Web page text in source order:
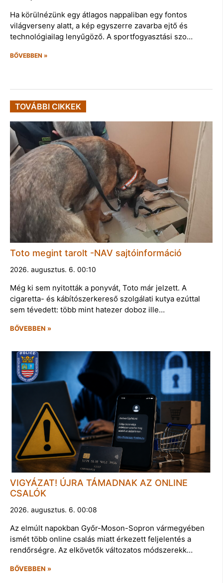
Ha körülnézünk egy átlagos nappaliban egy fontos
világverseny alatt, a kép egyszerre zavarba ejtő és
technológiailag lenyűgöző. A sportfogyasztási szo…
BŐVEBBEN »
TOVÁBBI CIKKEK
Toto megint tarolt -NAV sajtóinformáció
2026. augusztus. 6. 00:10
Még ki sem nyitották a ponyvát, Toto már jelzett. A
cigaretta- és kábítószerkereső szolgálati kutya ezúttal
sem tévedett: több mint hatezer doboz ille…
BŐVEBBEN »
VIGYÁZAT! ÚJRA TÁMADNAK AZ ONLINE
CSALÓK
2026. augusztus. 6. 00:08
Az elmúlt napokban Győr-Moson-Sopron vármegyében
ismét több online csalás miatt érkezett feljelentés a
rendőrségre. Az elkövetők változatos módszerekk…
BŐVEBBEN »